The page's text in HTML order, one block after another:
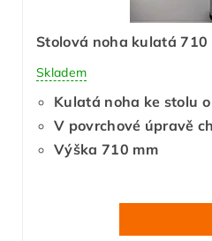
Stolová noha kulatá 710
Skladem
Kulatá noha ke stolu
V povrchové úpravě
Výška 710 mm